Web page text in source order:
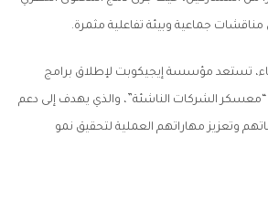
جماعية وبيئة تفاعلية مثمرة.
تستعد مؤسسة إيجيكوبت لإطلاق برامج
“معسكر الشركات الناشئة”، والذي يهدف إلى دعم
وتعزيز مهاراتهم العملية لتحقيق نمو